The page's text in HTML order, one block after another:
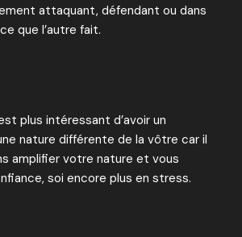
attaquant, défendant ou dans
que l’autre fait.
plus intéressant d’avoir un
nature différente de la vôtre car il
amplifier votre nature et vous
soi encore plus en stress.